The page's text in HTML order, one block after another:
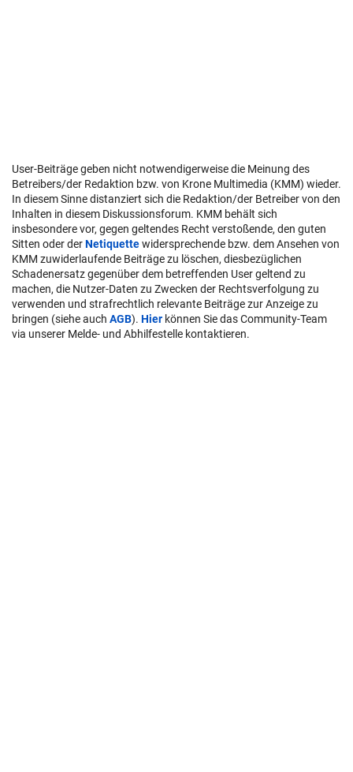
User-Beiträge geben nicht notwendigerweise die Meinung des
Betreibers/der Redaktion bzw. von Krone Multimedia (KMM) wieder.
In diesem Sinne distanziert sich die Redaktion/der Betreiber von den
Inhalten in diesem Diskussionsforum. KMM behält sich
insbesondere vor, gegen geltendes Recht verstoßende, den guten
Sitten oder derNetiquettewidersprechende bzw. dem Ansehen von
KMM zuwiderlaufende Beiträge zu löschen, diesbezüglichen
Schadenersatz gegenüber dem betreffenden User geltend zu
machen, die Nutzer-Daten zu Zwecken der Rechtsverfolgung zu
verwenden und strafrechtlich relevante Beiträge zur Anzeige zu
bringen (siehe auch AGB). Hier können Sie das Community-Team
via unserer Melde- und Abhilfestelle kontaktieren.